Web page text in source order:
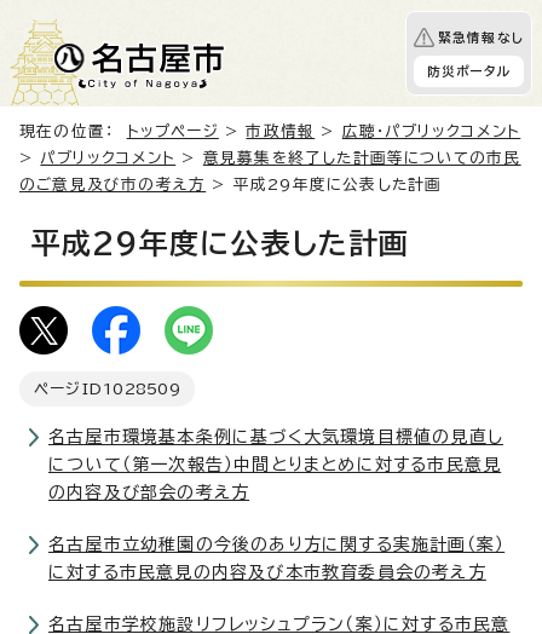
緊急情報なし
防災ポータル
現在の位置： トップページ >市政情報 > 広聴・パブリックコメント
> パブリックコメント > 意見募集を終了した計画等についての市民
のご意見及び市の考え方
> 平成29年度に公表した計画
平成29年度に公表した計画
ページID 1028509
名古屋市環境基本条例に基づく大気環境目標値の見直し
について（第一次報告）中間とりまとめに対する市民意見
の内容及び部会の考え方
名古屋市立幼稚園の今後のあり方に関する実施計画（案）
に対する市民意見の内容及び本市教育委員会の考え方
名古屋市学校施設リフレッシュプラン（案）に対する市民意